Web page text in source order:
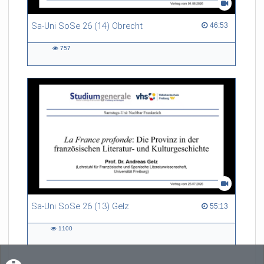
Sa-Uni SoSe 26 (14) Obrecht 46:53
46:53 duration
757
Sa-Uni SoSe 26 (13) Gelz 55:13
55:13 duration
1100